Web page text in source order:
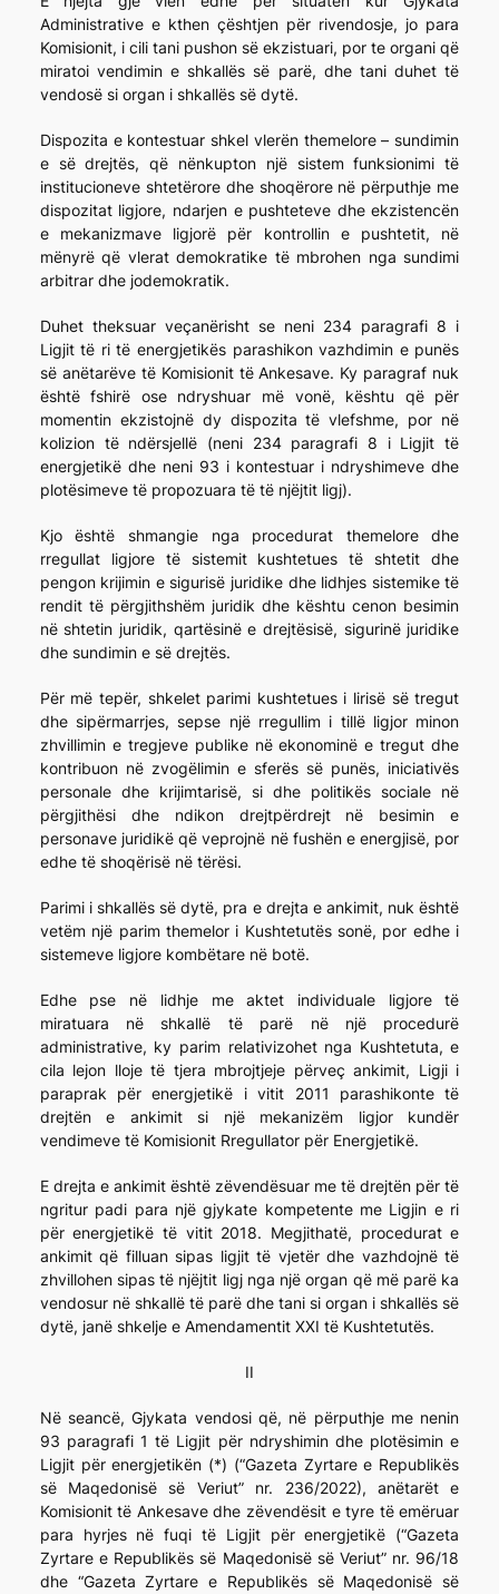
Administrative e kthen çështjen për rivendosje, jo para
Komisionit, i cili tani pushon së ekzistuari, por te organi që
miratoi vendimin e shkallës së parë, dhe tani duhet të
vendosë si organ i shkallës së dytë.
Dispozita e kontestuar shkel vlerën themelore – sundimin
e së drejtës, që nënkupton një sistem funksionimi të
institucioneve shtetërore dhe shoqërore në përputhje me
dispozitat ligjore, ndarjen e pushteteve dhe ekzistencën
e mekanizmave ligjorë për kontrollin e pushtetit, në
mënyrë që vlerat demokratike të mbrohen nga sundimi
arbitrar dhe jodemokratik.
Duhet theksuar veçanërisht se neni 234 paragrafi 8 i
Ligjit të ri të energjetikës parashikon vazhdimin e punës
së anëtarëve të Komisionit të Ankesave. Ky paragraf nuk
është fshirë ose ndryshuar më vonë, kështu që për
momentin ekzistojnë dy dispozita të vlefshme, por në
kolizion të ndërsjellë (neni 234 paragrafi 8 i Ligjit të
energjetikë dhe neni 93 i kontestuar i ndryshimeve dhe
plotësimeve të propozuara të të njëjtit ligj).
Kjo është shmangie nga procedurat themelore dhe
rregullat ligjore të sistemit kushtetues të shtetit dhe
pengon krijimin e sigurisë juridike dhe lidhjes sistemike të
rendit të përgjithshëm juridik dhe kështu cenon besimin
në shtetin juridik, qartësinë e drejtësisë, sigurinë juridike
dhe sundimin e së drejtës.
Për më tepër, shkelet parimi kushtetues i lirisë së tregut
dhe sipërmarrjes, sepse një rregullim i tillë ligjor minon
zhvillimin e tregjeve publike në ekonominë e tregut dhe
kontribuon në zvogëlimin e sferës së punës, iniciativës
personale dhe krijimtarisë, si dhe politikës sociale në
përgjithësi dhe ndikon drejtpërdrejt në besimin e
personave juridikë që veprojnë në fushën e energjisë, por
edhe të shoqërisë në tërësi.
Parimi i shkallës së dytë, pra e drejta e ankimit, nuk është
vetëm një parim themelor i Kushtetutës sonë, por edhe i
sistemeve ligjore kombëtare në botë.
Edhe pse në lidhje me aktet individuale ligjore të
miratuara në shkallë të parë në një procedurë
administrative, ky parim relativizohet nga Kushtetuta, e
cila lejon lloje të tjera mbrojtjeje përveç ankimit, Ligji i
paraprak për energjetikë i vitit 2011 parashikonte të
drejtën e ankimit si një mekanizëm ligjor kundër
vendimeve të Komisionit Rregullator për Energjetikë.
E drejta e ankimit është zëvendësuar me të drejtën për të
ngritur padi para një gjykate kompetente me Ligjin e ri
për energjetikë të vitit 2018. Megjithatë, procedurat e
ankimit që filluan sipas ligjit të vjetër dhe vazhdojnë të
zhvillohen sipas të njëjtit ligj nga një organ që më parë ka
vendosur në shkallë të parë dhe tani si organ i shkallës së
dytë, janë shkelje e Amendamentit XXI të Kushtetutës.
II
Në seancë, Gjykata vendosi që, në përputhje me nenin
93 paragrafi 1 të Ligjit për ndryshimin dhe plotësimin e
Ligjit për energjetikën (*) (“Gazeta Zyrtare e Republikës
së Maqedonisë së Veriut” nr. 236/2022), anëtarët e
Komisionit të Ankesave dhe zëvendësit e tyre të emëruar
para hyrjes në fuqi të Ligjit për energjetikë (“Gazeta
Zyrtare e Republikës së Maqedonisë së Veriut” nr. 96/18
dhe “Gazeta Zyrtare e Republikës së Maqedonisë së